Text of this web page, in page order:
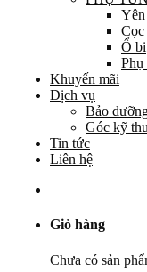
Yên
Cọc
Ổ bi
Phụ
Khuyến mãi
Dịch vụ
Bảo
Góc kỹ
Tin tức
Liên hệ
Giỏ hàng
Chưa có sản